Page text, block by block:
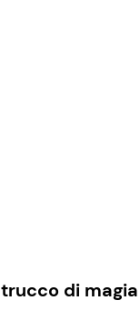
di magia